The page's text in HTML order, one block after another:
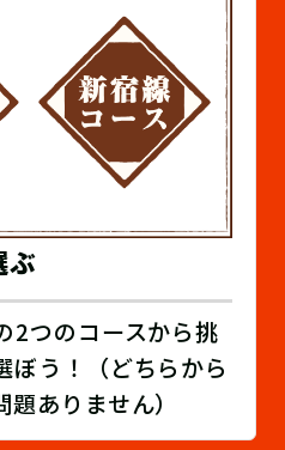
ぶ
2つのコースから挑
ぼう！（どちらから
ありません）